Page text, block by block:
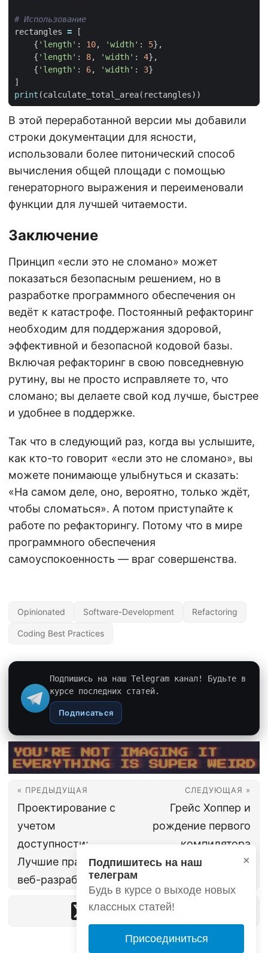
×
Подпишитесь на наш
телеграм
Будь в курсе о выходе новых
классных статей!
Присоединиться
# Использование
rectangles =
[
{ 'length' : 10, 'width' : 5},
{ 'length' : 8, 'width' : 4},
{ 'length' : 6, 'width' : 3}
]
print (calculate_total_area( rectangles))
В этой переработанной версии мы добавили
строки документации для ясности,
использовали более питонический способ
вычисления общей площади с помощью
генераторного выражения и переименовали
функции для лучшей читаемости.
Заключение
Принцип «если это не сломано» может
показаться безопасным решением, но в
разработке программного обеспечения он
ведёт к катастрофе. Постоянный рефакторинг
необходим для поддержания здоровой,
эффективной и безопасной кодовой базы.
Включая рефакторинг в свою повседневную
рутину, вы не просто исправляете то, что
сломано; вы делаете свой код лучше, быстрее
и удобнее в поддержке.
Так что в следующий раз, когда вы услышите,
как кто-то говорит «если это не сломано», вы
можете понимающе улыбнуться и сказать:
«На самом деле, оно, вероятно, только ждёт,
чтобы сломаться». А потом приступайте к
работе по рефакторингу. Потому что в мире
программного обеспечения
самоуспокоенность — враг совершенства.
Opinionated Software-Development Refactoring
Coding Best Practices
Подпишись на наш Telegram канал! Будьте в
курсе последних статей.
Подписаться
« ПРЕДЫДУЩАЯ
Проектирование с
учетом
доступности:
Лучшие практики в
веб-разработке
СЛЕДУЮЩАЯ »
Грейс Хоппер и
рождение первого
компилятора